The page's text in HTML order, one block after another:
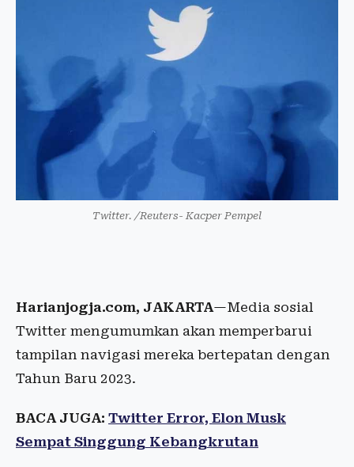
Twitter. /Reuters- Kacper Pempel
Harianjogja.com, JAKARTA—Media sosial
Twitter mengumumkan akan memperbarui
tampilan navigasi mereka bertepatan dengan
Tahun Baru 2023.
BACA JUGA: Twitter Error, Elon Musk
Sempat Singgung Kebangkrutan